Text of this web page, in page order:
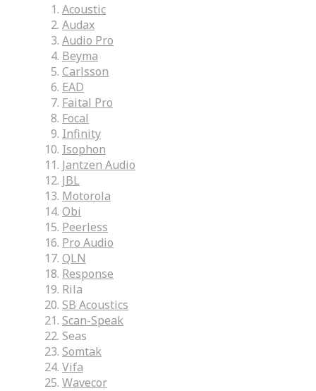
Acoustic
Audax
Audio Pro
Beyma
Carlsson
EAD
Faital Pro
Focal
Infinity
Isophon
Jantzen Audio
JBL
Motorola
Obi
Peerless
Pro Audio
QLN
Response
Rila
SB Acoustics
Scan-Speak
Seas
Somtak
Vifa
Wavecor